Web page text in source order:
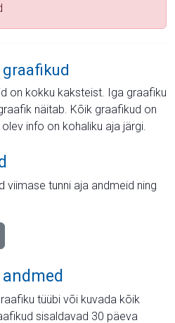
on kokku kaksteist. Iga graafiku
näitab. Kõik graafikud on
info on kohaliku aja järgi.
viimase tunni aja andmeid ning
tüübi või kuvada kõik
sisaldavad 30 päeva